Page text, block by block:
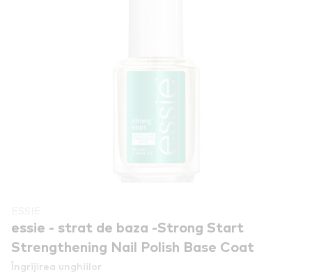
essie - strat de baza -Strong Start
Strengthening Nail Polish Base Coat
Îngrijirea unghiilor